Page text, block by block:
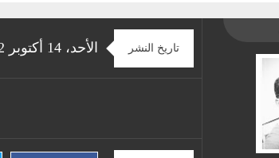
تاريخ النشر الأحد، 14 أكتوبر 2012